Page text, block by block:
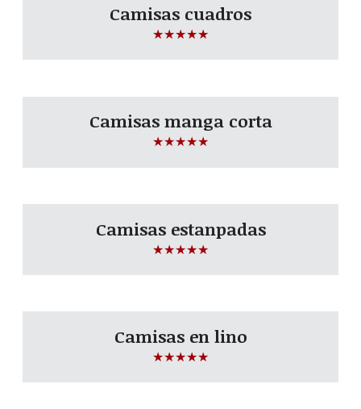
Camisas cuadros
☆☆☆☆☆
Camisas manga corta
☆☆☆☆☆
Camisas estanpadas
☆☆☆☆☆
Camisas en lino
☆☆☆☆☆